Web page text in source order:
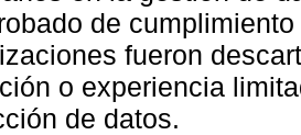
de
fueron
o experiencia
de datos.